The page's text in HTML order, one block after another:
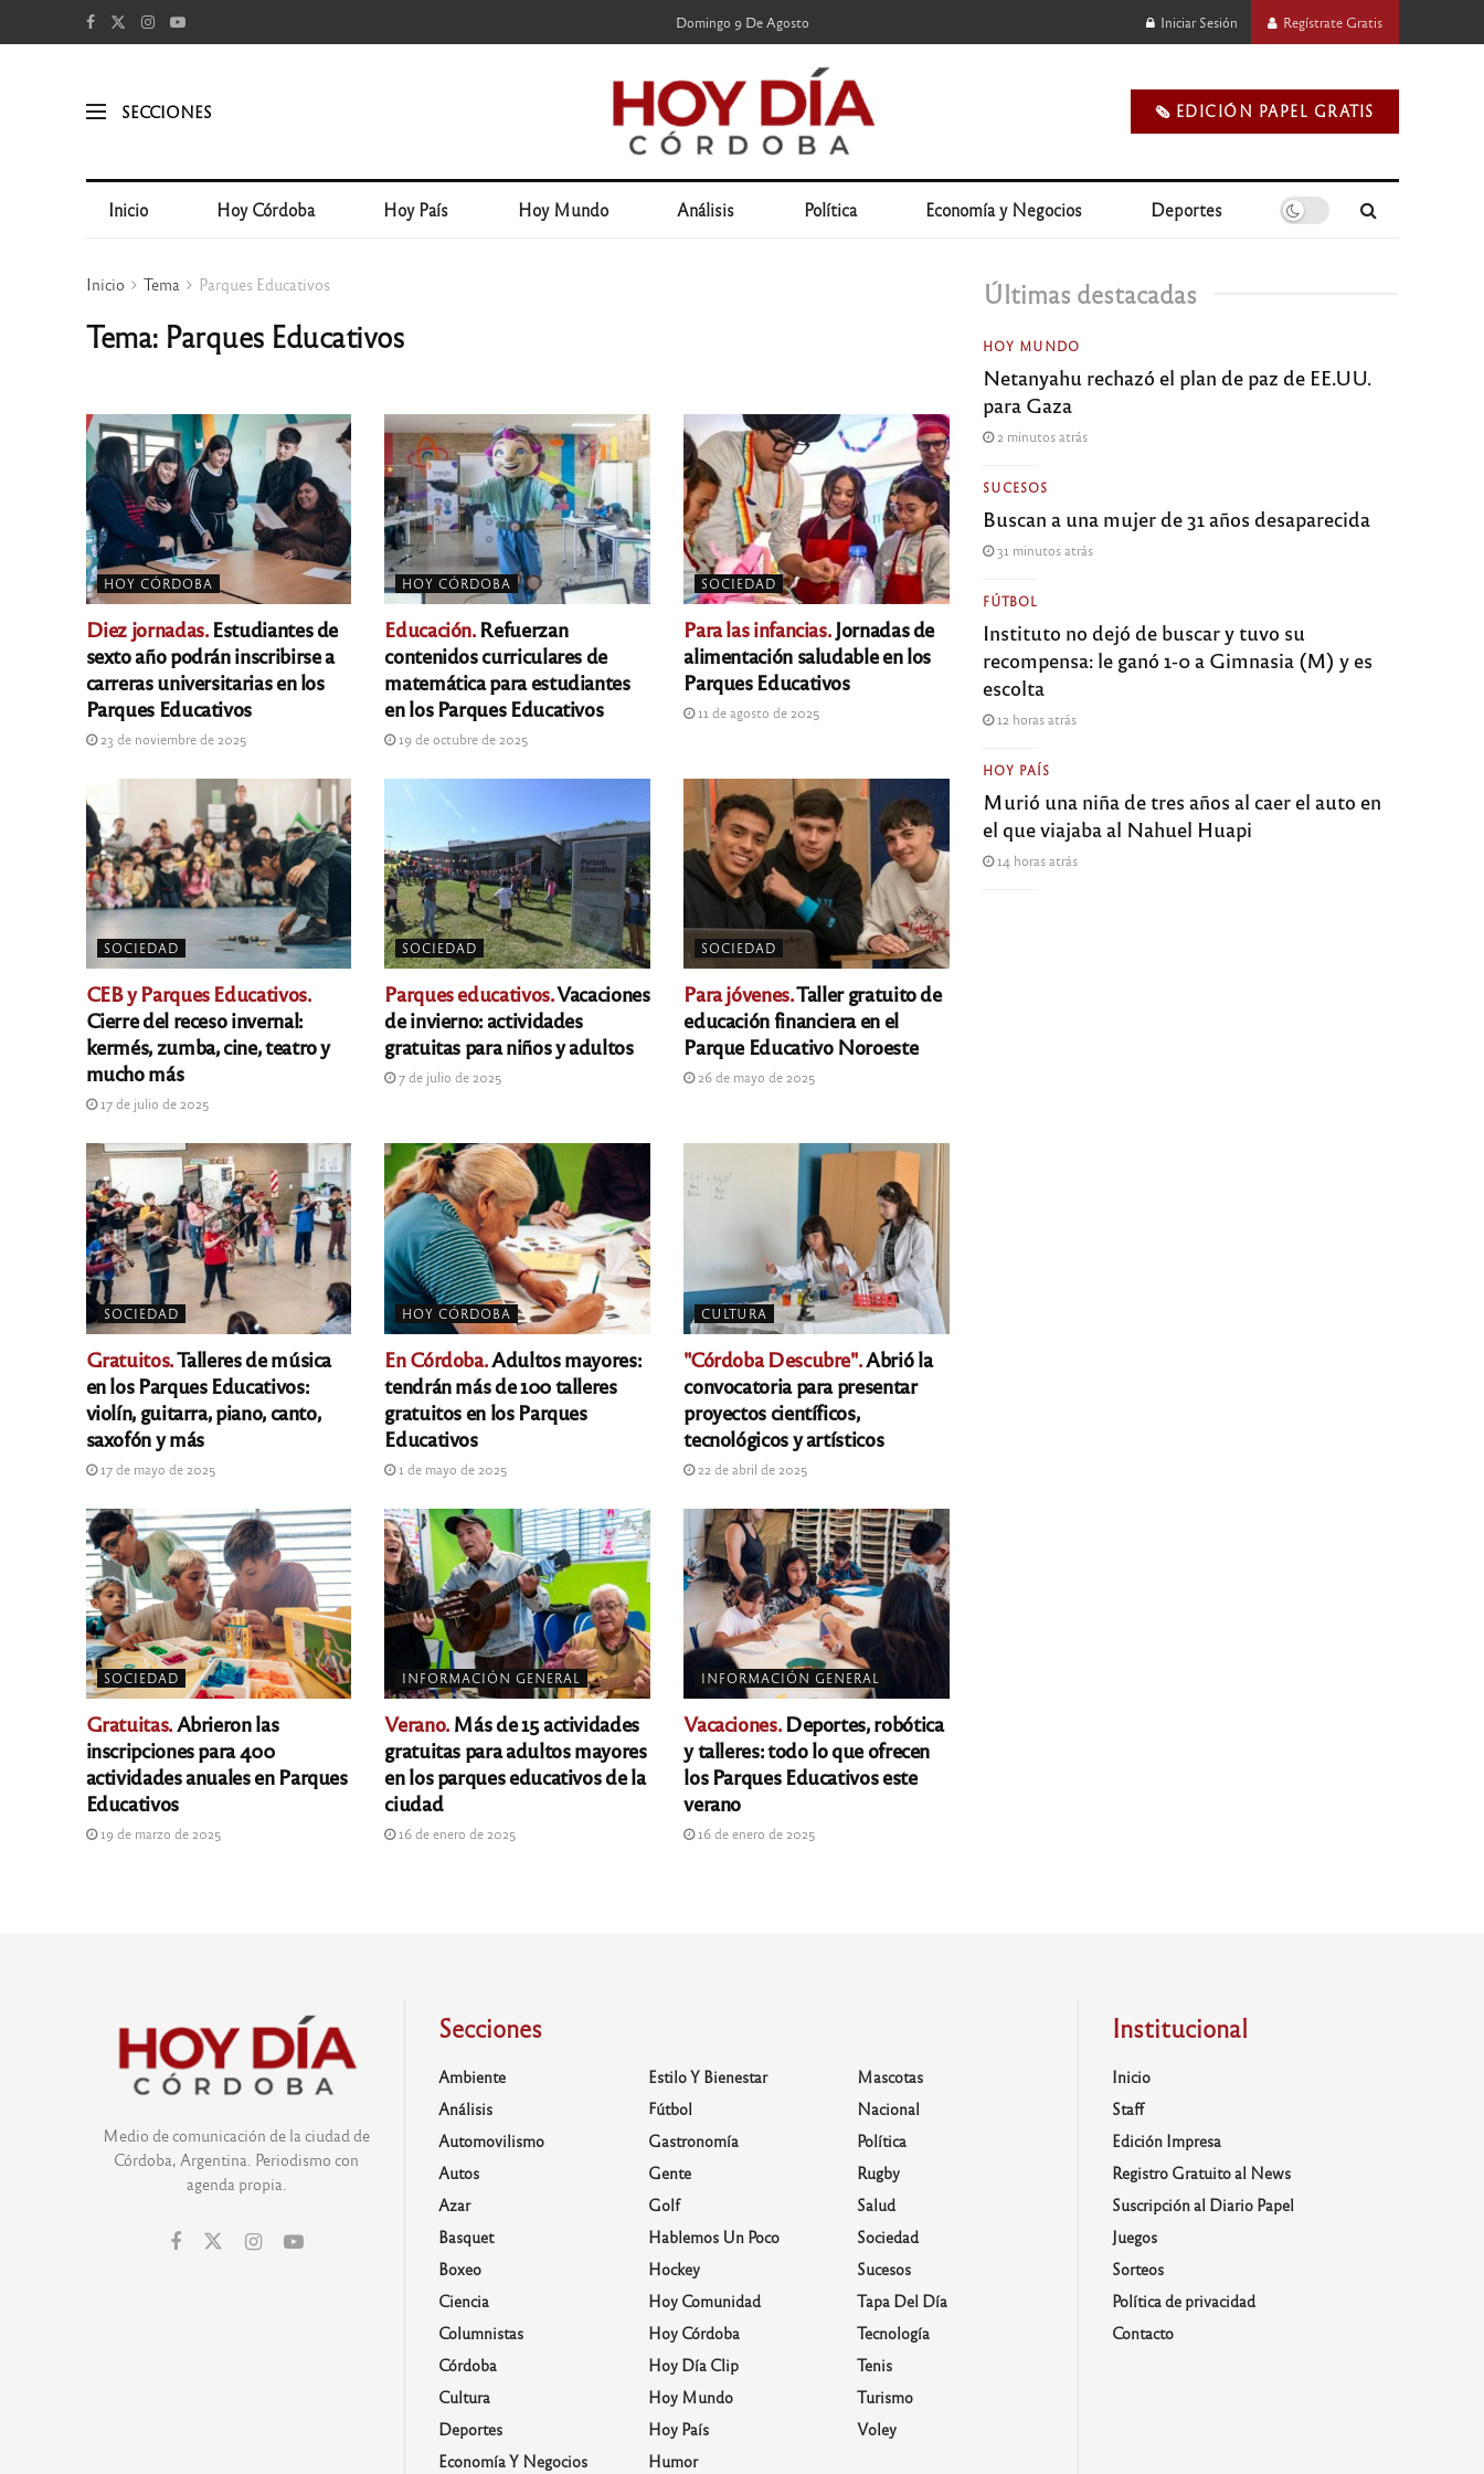
Domingo 9 De Agosto Iniciar Sesión Regístrate Gratis
SECCIONES 🗞️ EDICIÓN PAPEL GRATIS
Inicio Hoy Córdoba Hoy País Hoy Mundo Análisis Política Economía y Negocios Deportes
Inicio Tema Parques Educativos
Tema: Parques Educativos
HOY CÓRDOBA
Diez jornadas.Estudiantes de
sexto año podrán inscribirse a
carreras universitarias en los
Parques Educativos
23 de noviembre de 2025
HOY CÓRDOBA
Educación.Refuerzan
contenidos curriculares de
matemática para estudiantes
en los Parques Educativos
19 de octubre de 2025
SOCIEDAD
Para las infancias.Jornadas de
alimentación saludable en los
Parques Educativos
11 de agosto de 2025
SOCIEDAD
CEB y Parques Educativos.
Cierre del receso invernal:
kermés, zumba, cine, teatro y
mucho más
17 de julio de 2025
SOCIEDAD
Parques educativos.Vacaciones
de invierno: actividades
gratuitas para niños y adultos
7 de julio de 2025
SOCIEDAD
Para jóvenes.Taller gratuito de
educación financiera en el
Parque Educativo Noroeste
26 de mayo de 2025
SOCIEDAD
Gratuitos.Talleres de música
en los Parques Educativos:
violín, guitarra, piano, canto,
saxofón y más
17 de mayo de 2025
HOY CÓRDOBA
En Córdoba.Adultos mayores:
tendrán más de 100 talleres
gratuitos en los Parques
Educativos
1 de mayo de 2025
CULTURA
"Córdoba Descubre".Abrió la
convocatoria para presentar
proyectos científicos,
tecnológicos y artísticos
22 de abril de 2025
SOCIEDAD
Gratuitas.Abrieron las
inscripciones para 400
actividades anuales en Parques
Educativos
19 de marzo de 2025
INFORMACIÓN GENERAL
Verano.Más de 15 actividades
gratuitas para adultos mayores
en los parques educativos de la
ciudad
16 de enero de 2025
INFORMACIÓN GENERAL
Vacaciones.Deportes, robótica
y talleres: todo lo que ofrecen
los Parques Educativos este
verano
16 de enero de 2025
Últimas destacadas
HOY MUNDO
Netanyahu rechazó el plan de paz de EE.UU.
para Gaza
2 minutos atrás
SUCESOS
Buscan a una mujer de 31 años desaparecida
31 minutos atrás
FÚTBOL
Instituto no dejó de buscar y tuvo su
recompensa: le ganó 1-0 a Gimnasia (M) y es
escolta
12 horas atrás
HOY PAÍS
Murió una niña de tres años al caer el auto en
el que viajaba al Nahuel Huapi
14 horas atrás
Medio de comunicación de la ciudad de
Córdoba, Argentina. Periodismo con
agenda propia.
Secciones
Ambiente
Análisis
Automovilismo
Autos
Azar
Basquet
Boxeo
Ciencia
Columnistas
Córdoba
Cultura
Deportes
Economía Y Negocios
Estilo Y Bienestar
Fútbol
Gastronomía
Gente
Golf
Hablemos Un Poco
Hockey
Hoy Comunidad
Hoy Córdoba
Hoy Día Clip
Hoy Mundo
Hoy País
Humor
Mascotas
Nacional
Política
Rugby
Salud
Sociedad
Sucesos
Tapa Del Día
Tecnología
Tenis
Turismo
Voley
Institucional
Inicio
Staff
Edición Impresa
Registro Gratuito al News
Suscripción al Diario Papel
Juegos
Sorteos
Política de privacidad
Contacto